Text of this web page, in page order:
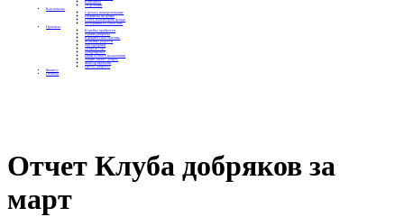
Контакты
Отделения
Как помочь
Сделать пожертвование
Подписка на добро
Стать волонтером фонда
Вечеринки со смыслом
Проекты
Коробка храбрости
Уроки Доброты
Юридическая помощь
Мамины радости
Автодобряки
Добрый торт
Добропробег
Няни особого назначения
Акция «Букет добра»
Фактор времени
Цветы доброты
Бизнесу
Отчеты
Отчет Клуба добряков за
март